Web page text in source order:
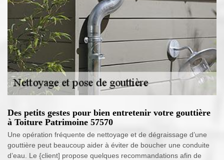
Des petits gestes pour bien entretenir votre gouttière
à Toiture Patrimoine 57570
Une opération fréquente de nettoyage et de dégraissage d’une
gouttière peut beaucoup aider à éviter de boucher une conduite
d’eau. Le {client] propose quelques recommandations afin de